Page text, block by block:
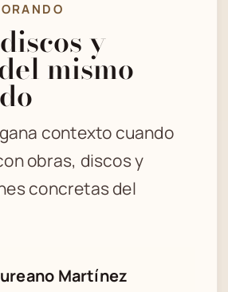
y
mismo
contexto cuando
obras, discos y
concretas del
Martínez